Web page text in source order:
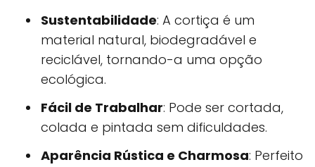
Sustentabilidade: A cortiça é um
material natural, biodegradável e
reciclável, tornando-a uma opção
ecológica.
Fácil de Trabalhar: Pode ser cortada,
colada e pintada sem dificuldades.
Aparência Rústica e Charmosa: Perfeito